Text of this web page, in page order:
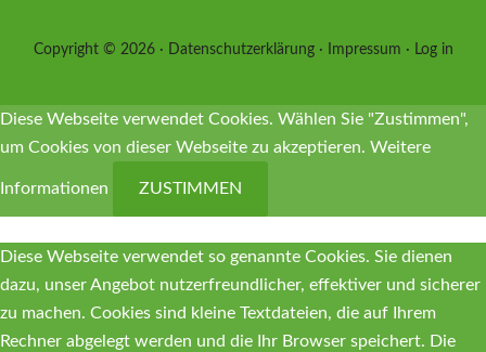
Copyright © 2026 · Datenschutzerklärung· Impressum · Log in
Diese Webseite verwendet Cookies. Wählen Sie "Zustimmen",
um Cookies von dieser Webseite zu akzeptieren. Weitere
Informationen ZUSTIMMEN
Diese Webseite verwendet so genannte Cookies. Sie dienen
dazu, unser Angebot nutzerfreundlicher, effektiver und sicherer
zu machen. Cookies sind kleine Textdateien, die auf Ihrem
Rechner abgelegt werden und die Ihr Browser speichert. Die